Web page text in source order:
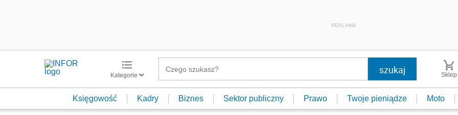
REKLAMA
Kategorie Sklep
Księgowość Kadry Biznes Sektor publiczny Prawo Twoje pieniądze Moto